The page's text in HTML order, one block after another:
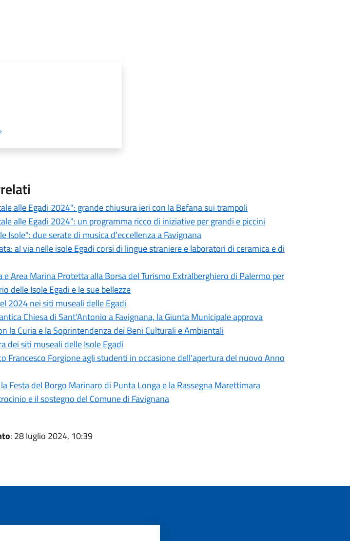
alle Egadi 2024": grande chiusura ieri con la Befana sui trampoli
alle Egadi 2024": un programma ricco di iniziative per grandi e piccini
Isole": due serate di musica d’eccellenza a Favignana
al via nelle isole Egadi corsi di lingue straniere e laboratori di ceramica e di
e Area Marina Protetta alla Borsa del Turismo Extralberghiero di Palermo per
delle Isole Egadi e le sue bellezze
2024 nei siti museali delle Egadi
Chiesa di Sant’Antonio a Favignana, la Giunta Municipale approva
la Curia e la Soprintendenza dei Beni Culturali e Ambientali
dei siti museali delle Isole Egadi
Francesco Forgione agli studenti in occasione dell'apertura del nuovo Anno
Festa del Borgo Marinaro di Punta Longa e la Rassegna Marettimara
e il sostegno del Comune di Favignana
: 28 luglio 2024, 10:39